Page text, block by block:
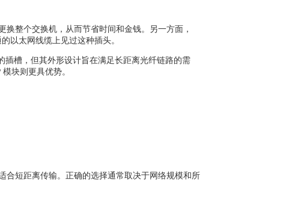
整个交换机，从而节省时间和金钱。另一方面，
以太网线缆上见过这种插头。
插槽，但其外形设计旨在满足长距离光纤链路的需
块则更具优势。
合短距离传输。正确的选择通常取决于网络规模和所